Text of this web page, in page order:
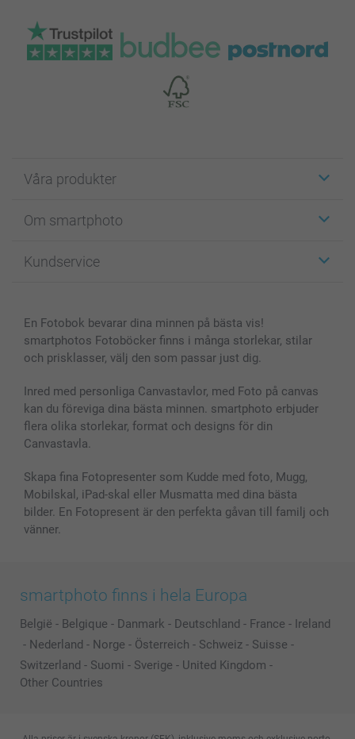
Våra produkter
Fotokort
Fotoböcker
Skal till Mobil & Surfplatta
MyNameBook
Fotoramar & Tillbehör
Presentkort
Alla fotoprodukter
Om smartphoto
För affiliates
Sitemap
Villkor och garantier
Kundservice
smartbonus
Priser & betalning
En Fotobok bevarar dina minnen på bästa vis!
smartphotos Fotoböcker finns i många storlekar, stilar
och prisklasser, välj den som passar just dig.
Inred med personliga Canvastavlor, med Foto på canvas
kan du föreviga dina bästa minnen. smartphoto erbjuder
flera olika storlekar, format och designs för din
Canvastavla.
Skapa fina Fotopresenter som Kudde med foto, Mugg,
Mobilskal, iPad-skal eller Musmatta med dina bästa
bilder. En Fotopresent är den perfekta gåvan till familj och
vänner.
smartphoto finns i hela Europa
België - Belgique - Danmark - Deutschland - France - Ireland
- Nederland - Norge - Österreich - Schweiz - Suisse -
Switzerland - Suomi - Sverige - United Kingdom -
Other Countries